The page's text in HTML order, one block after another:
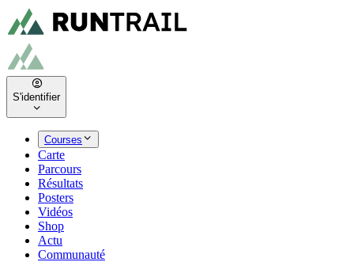
S'identifier
Courses
Carte
Parcours
Résultats
Posters
Vidéos
Shop
Actu
Communauté